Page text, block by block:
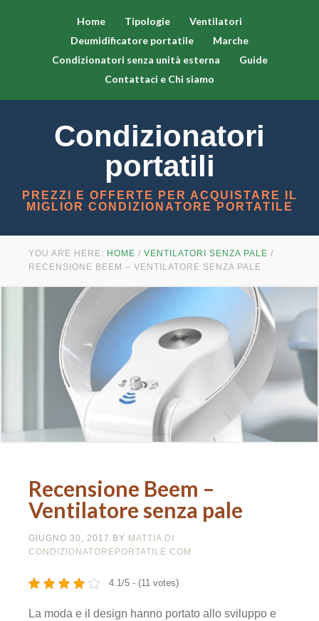
Home Tipologie
Ventilatori
Deumidificatore portatile
Marche
Condizionatori senza unità esterna
Guide
Contattaci e Chi siamo
Condizionatori
portatili
PREZZI E OFFERTE PER ACQUISTARE IL
MIGLIOR CONDIZIONATORE PORTATILE
YOU ARE HERE: HOME / VENTILATORI SENZA PALE /
RECENSIONE BEEM – VENTILATORE SENZA PALE
Recensione Beem –
Ventilatore senza pale
GIUGNO 30, 2017 BY MATTIA DI
CONDIZIONATOREPORTATILE.COM
4.1/5 - (11 votes)
La moda e il design hanno portato allo sviluppo e